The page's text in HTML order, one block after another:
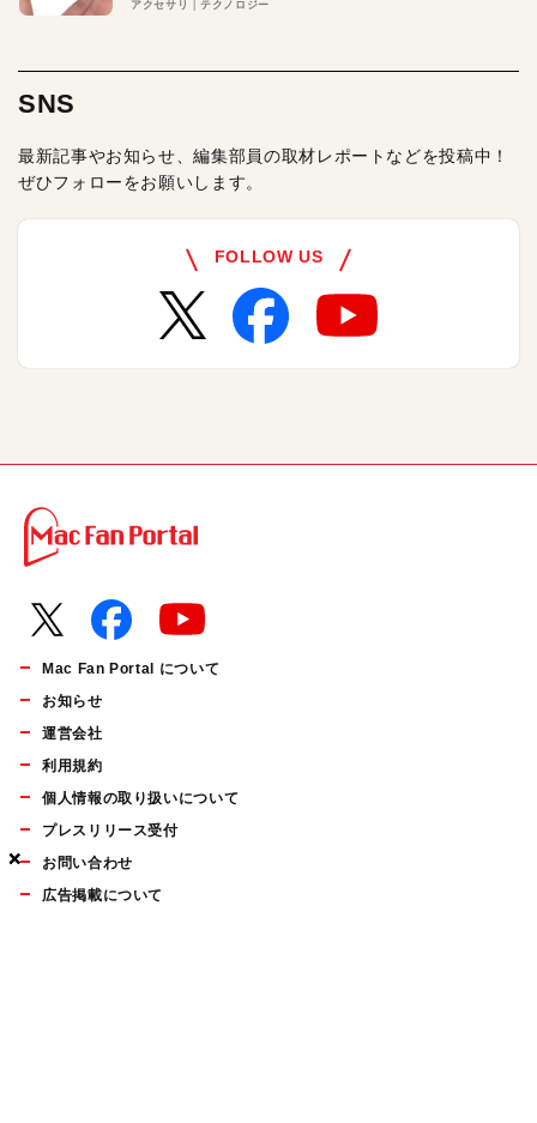
×
×
×
アクセサリ テクノロジー
SNS
最新記事やお知らせ、編集部員の取材レポートなどを投稿中！
ぜひフォローをお願いします。
FOLLOW US
Mac Fan Portal について
お知らせ
運営会社
利用規約
個人情報の取り扱いについて
プレスリリース受付
お問い合わせ
広告掲載について